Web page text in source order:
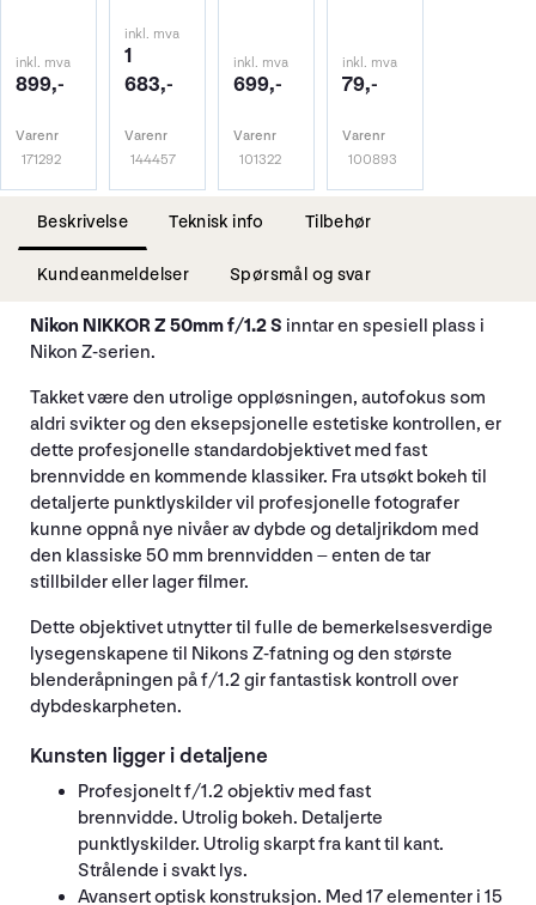
inkl. mva
899,-
Varenr
171292
inkl. mva
1
683,-
Varenr
144457
inkl. mva
699,-
Varenr
101322
inkl. mva
79,-
Varenr
100893
Beskrivelse Teknisk info Tilbehør
Kundeanmeldelser Spørsmål og svar
Nikon NIKKOR Z 50mm f/1.2 S inntar en spesiell plass i
Nikon Z-serien.
Takket være den utrolige oppløsningen, autofokus som
aldri svikter og den eksepsjonelle estetiske kontrollen, er
dette profesjonelle standardobjektivet med fast
brennvidde en kommende klassiker. Fra utsøkt bokeh til
detaljerte punktlyskilder vil profesjonelle fotografer
kunne oppnå nye nivåer av dybde og detaljrikdom med
den klassiske 50 mm brennvidden – enten de tar
stillbilder eller lager filmer.
Dette objektivet utnytter til fulle de bemerkelsesverdige
lysegenskapene til Nikons Z-fatning og den største
blenderåpningen på f/1.2 gir fantastisk kontroll over
dybdeskarpheten.
Kunsten ligger i detaljene
Profesjonelt f/1.2 objektiv med fast
brennvidde. Utrolig bokeh. Detaljerte
punktlyskilder. Utrolig skarpt fra kant til kant.
Strålende i svakt lys.
Avansert optisk konstruksjon. Med 17 elementer i 15